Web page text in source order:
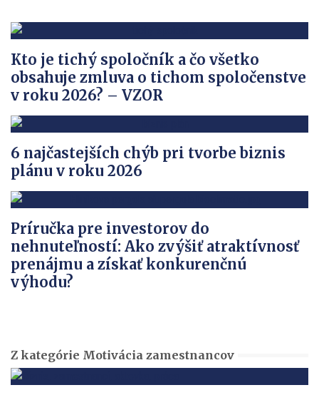
Kto je tichý spoločník a čo všetko
obsahuje zmluva o tichom spoločenstve
v roku 2026? – VZOR
6 najčastejších chýb pri tvorbe biznis
plánu v roku 2026
Príručka pre investorov do
nehnuteľností: Ako zvýšiť atraktívnosť
prenájmu a získať konkurenčnú
výhodu?
Z kategórie Motivácia zamestnancov